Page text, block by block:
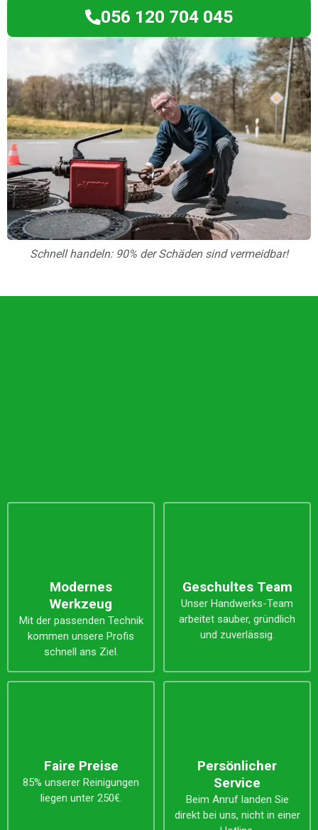
Schnell handeln: 90% der Schäden sind vermeidbar!
056 120 704 045
Modernes
Werkzeug
Mit der passenden Technik
kommen unsere Profis
schnell ans Ziel.
Geschultes Team
Unser Handwerks-Team
arbeitet sauber, gründlich
und zuverlässig.
Faire Preise
85% unserer Reinigungen
liegen unter 250€.
Persönlicher
Service
Beim Anruf landen Sie
direkt bei uns, nicht in einer